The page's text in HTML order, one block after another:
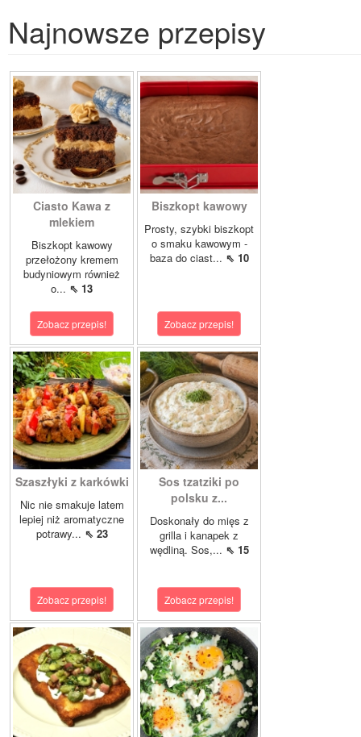
Najnowsze przepisy
Ciasto Kawa z
mlekiem
Biszkopt kawowy
przełożony kremem
budyniowym również
o... ⇖ 13
Zobacz przepis!
Biszkopt kawowy
Prosty, szybki biszkopt
o smaku kawowym -
baza do ciast... ⇖ 10
Zobacz przepis!
Szaszłyki z karkówki
Nic nie smakuje latem
lepiej niż aromatyczne
potrawy... ⇖ 23
Zobacz przepis!
Sos tzatziki po
polsku z...
Doskonały do mięs z
grilla i kanapek z
wędliną. Sos,... ⇖ 15
Zobacz przepis!